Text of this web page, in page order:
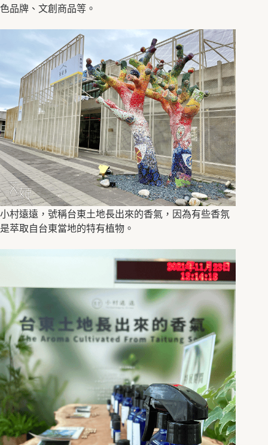
色品牌、文創商品等。
小村遠遠，號稱台東土地長出來的香氣，因為有些香氛
是萃取自台東當地的特有植物。